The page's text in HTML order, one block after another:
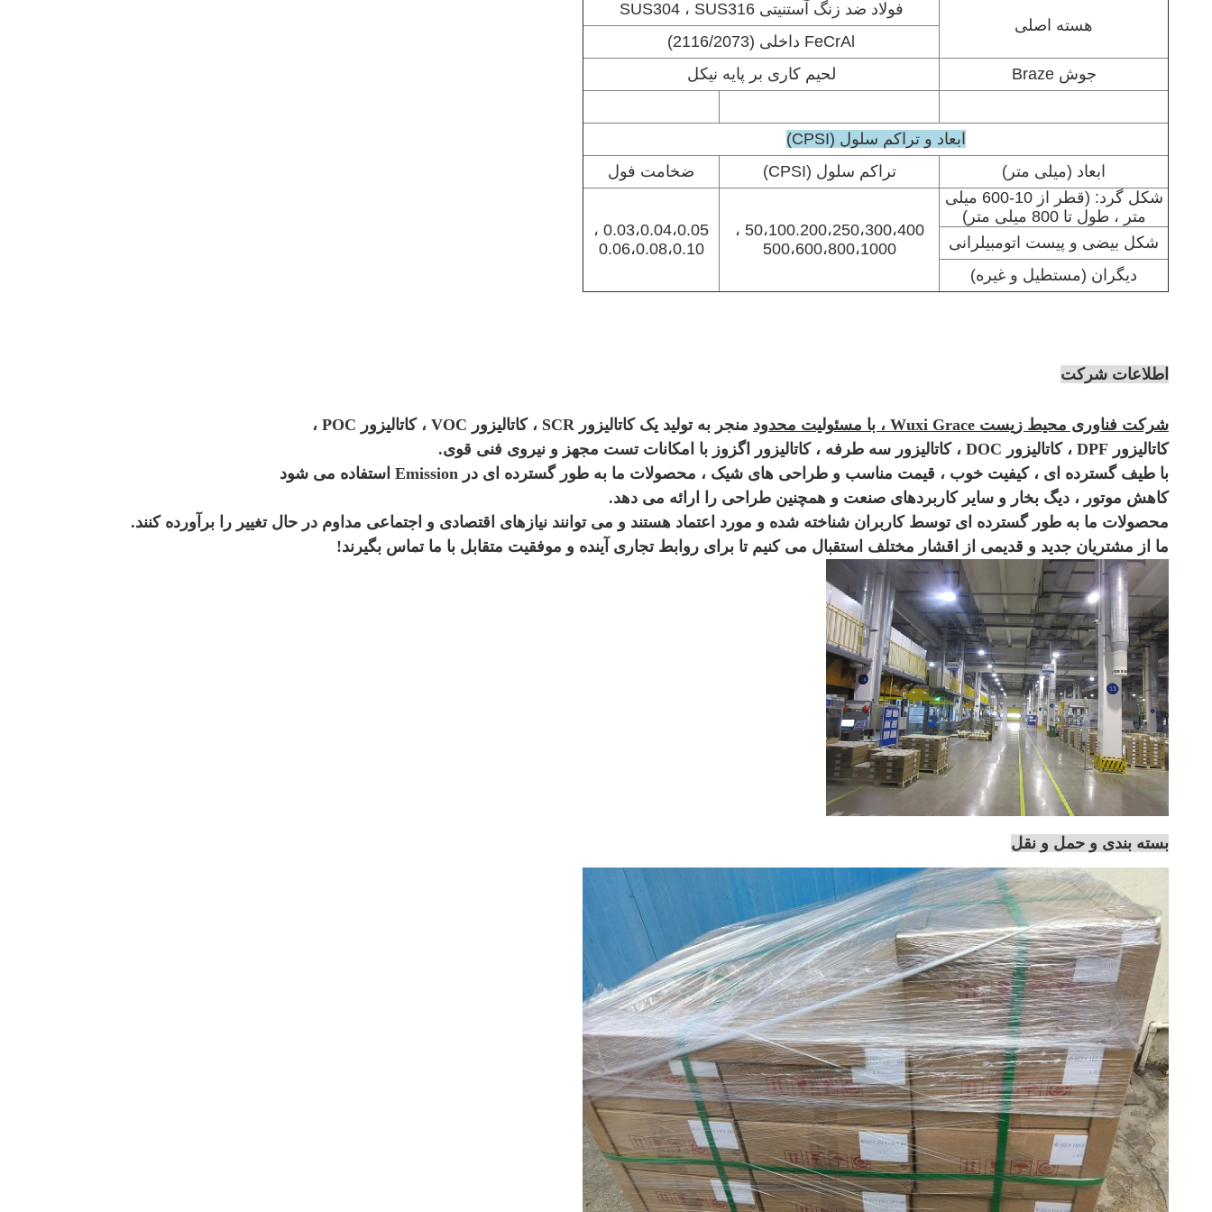
هسته اصلی
فولاد ضد زنگ آستنیتی SUS304 ، SUS316
FeCrAl داخلی (2116/2073)
جوش Braze
لحیم کاری بر پایه نیکل
ابعاد و تراکم سلول (CPSI)
ابعاد (میلی متر)
تراکم سلول (CPSI)
ضخامت فول
شکل گرد: (قطر از 10-600 میلی
متر ، طول تا 800 میلی متر)
50،100.200،250،300،400 ،
500،600،800،1000
0.03،0.04،0.05 ،
0.06،0.08،0.10
شکل بیضی و پیست اتومبیلرانی
دیگران (مستطیل و غیره)
اطلاعات شرکت
شرکت فناوری محیط زیست Wuxi Grace ، با مسئولیت محدود
منجر به تولید یک کاتالیزور SCR ، کاتالیزور VOC ، کاتالیزور POC ،
کاتالیزور DPF ، کاتالیزور DOC ، کاتالیزور سه طرفه ، کاتالیزور اگزوز با امکانات تست مجهز و نیروی فنی قوی.
با طیف گسترده ای ، کیفیت خوب ، قیمت مناسب و طراحی های شیک ، محصولات ما به طور گسترده ای در Emission استفاده می شود
کاهش موتور ، دیگ بخار و سایر کاربردهای صنعت و همچنین طراحی را ارائه می دهد.
محصولات ما به طور گسترده ای توسط کاربران شناخته شده و مورد اعتماد هستند و می توانند نیازهای اقتصادی و اجتماعی مداوم در حال تغییر را برآورده کنند.
ما از مشتریان جدید و قدیمی از اقشار مختلف استقبال می کنیم تا برای روابط تجاری آینده و موفقیت متقابل با ما تماس بگیرند!
بسته بندی و حمل و نقل